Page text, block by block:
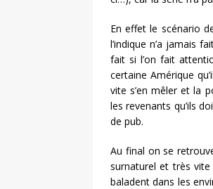
En effet le scénario
l’indique n’a jamais
fait si l’on fait
certaine Amérique
vite s’en mêler et la
les revenants qu’ils
de pub.
Au final on se
surnaturel et très
baladent dans les